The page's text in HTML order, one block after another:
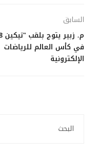
السابق
في كأس العالم للرياضات
الإلكترونية